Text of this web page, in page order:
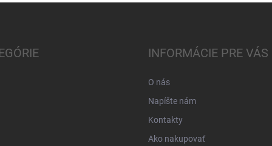
INFORMÁCIE PRE VÁS
O nás
Napíšte nám
Kontakty
Ako nakupovať